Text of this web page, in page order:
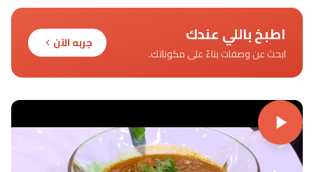
اطبخ باللي عندك
ابحث عن وصفات بناءً على مكوناتك.
جربه الآن